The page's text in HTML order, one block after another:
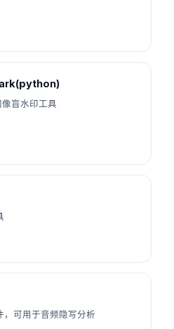
盲水印工具
，可用于音频隐写分析